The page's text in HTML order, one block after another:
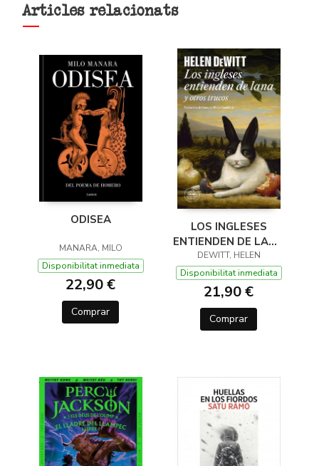
Articles relacionats
ODISEA
MANARA, MILO
Disponibilitat inmediata
22,90 €
Comprar
LOS INGLESES
ENTIENDEN DE LANA
(Y OTROS TRUCOS)
DEWITT, HELEN
Disponibilitat inmediata
21,90 €
Comprar